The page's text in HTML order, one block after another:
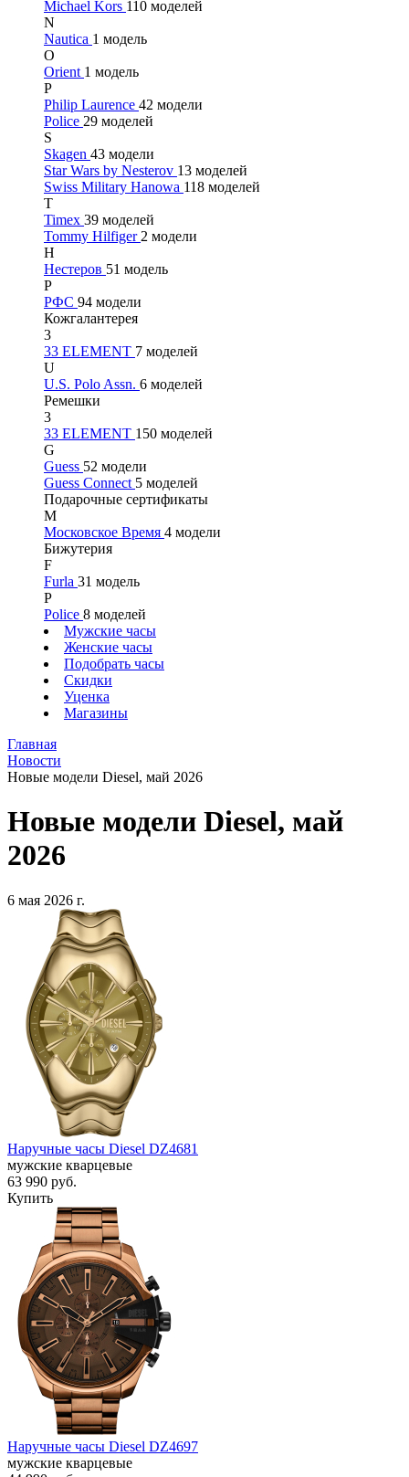
Michael Kors 110 моделей
N
Nautica 1 модель
O
Orient 1 модель
P
Philip Laurence 42 модели
Police 29 моделей
S
Skagen 43 модели
Star Wars by Nesterov 13 моделей
Swiss Military Hanowa 118 моделей
T
Timex 39 моделей
Tommy Hilfiger 2 модели
Н
Нестеров 51 модель
Р
РФС 94 модели
Кожгалантерея
3
33 ELEMENT 7 моделей
U
U.S. Polo Assn. 6 моделей
Ремешки
3
33 ELEMENT 150 моделей
G
Guess 52 модели
Guess Connect 5 моделей
Подарочные сертификаты
М
Московское Время 4 модели
Бижутерия
F
Furla 31 модель
P
Police 8 моделей
Мужские часы
Женские часы
Подобрать часы
Скидки
Уценка
Магазины
Главная
Новости
Новые модели Diesel, май 2026
Новые модели Diesel, май
2026
6 мая 2026 г.
Наручные часы Diesel DZ4681
мужские кварцевые
63 990 руб.
Купить
Наручные часы Diesel DZ4697
мужские кварцевые